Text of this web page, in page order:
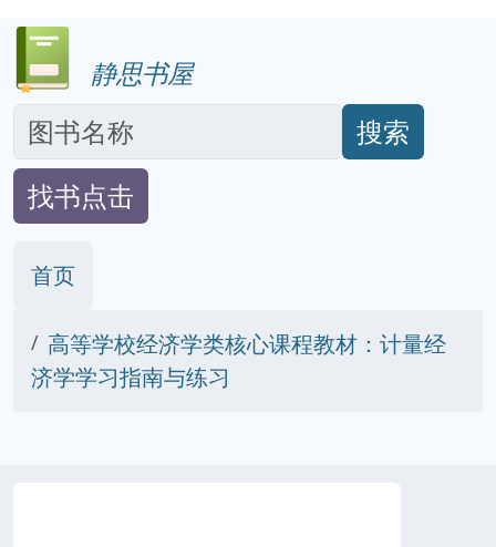
静思书屋
搜索
找书点击
首页
高等学校经济学类核心课程教材：计量经
济学学习指南与练习